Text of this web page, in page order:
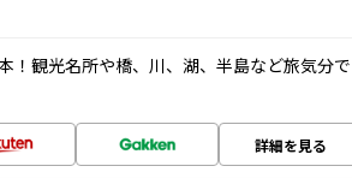
！観光名所や橋、川、湖、半島など旅気分で
詳細を見る